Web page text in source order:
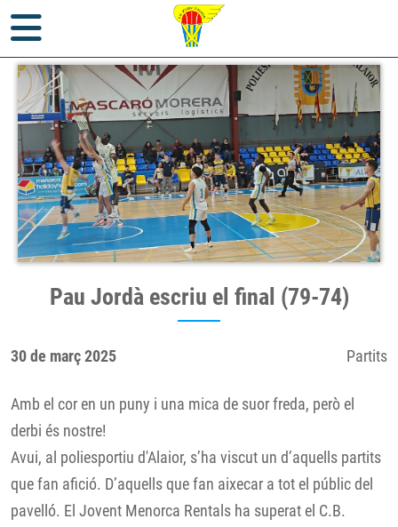
Pau Jordà escriu el final (79-74)
30 de març 2025 Partits
Amb el cor en un puny i una mica de suor freda, però el
derbi és nostre!
Avui, al poliesportiu d'Alaior, s’ha viscut un d’aquells partits
que fan afició. D’aquells que fan aixecar a tot el públic del
pavelló. El Jovent Menorca Rentals ha superat el C.B.